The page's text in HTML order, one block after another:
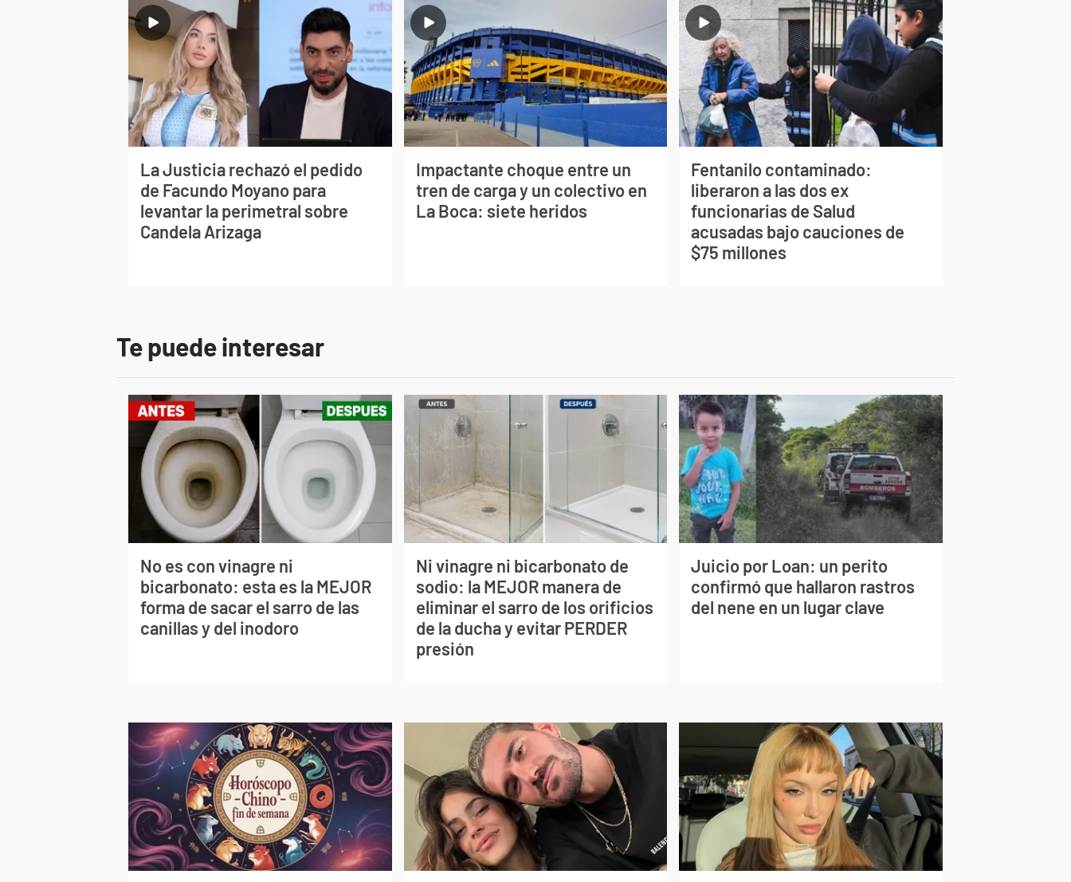
La Justicia rechazó el pedido
de Facundo Moyano para
levantar la perimetral sobre
Candela Arizaga
Impactante choque entre un
tren de carga y un colectivo en
La Boca: siete heridos
Fentanilo contaminado:
liberaron a las dos ex
funcionarias de Salud
acusadas bajo cauciones de
$75 millones
Te puede interesar
No es con vinagre ni
bicarbonato: esta es la MEJOR
forma de sacar el sarro de las
canillas y del inodoro
Ni vinagre ni bicarbonato de
sodio: la MEJOR manera de
eliminar el sarro de los orificios
de la ducha y evitar PERDER
presión
Juicio por Loan: un perito
confirmó que hallaron rastros
del nene en un lugar clave